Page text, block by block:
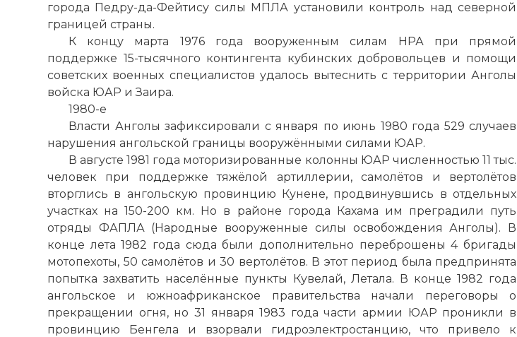
города Педру-да-Фейтису силы МПЛА установили контроль над северной
границей страны.
К концу марта 1976 года вооруженным силам НРА при прямой
поддержке 15-тысячного контингента кубинских добровольцев и помощи
советских военных специалистов удалось вытеснить с территории Анголы
войска ЮАР и Заира.
1980-е
Власти Анголы зафиксировали с января по июнь 1980 года 529 случаев
нарушения ангольской границы вооружёнными силами ЮАР.
В августе 1981 года моторизированные колонны ЮАР численностью 11 тыс.
человек при поддержке тяжёлой артиллерии, самолётов и вертолётов
вторглись в ангольскую провинцию Кунене, продвинувшись в отдельных
участках на 150-200 км. Но в районе города Кахама им преградили путь
отряды ФАПЛА (Народные вооруженные силы освобождения Анголы). В
конце лета 1982 года сюда были дополнительно переброшены 4 бригады
мотопехоты, 50 самолётов и 30 вертолётов. В этот период была предпринята
попытка захватить населённые пункты Кувелай, Летала. В конце 1982 года
ангольское и южноафриканское правительства начали переговоры о
прекращении огня, но 31 января 1983 года части армии ЮАР проникли в
провинцию Бенгела и взорвали гидроэлектростанцию, что привело к
☓